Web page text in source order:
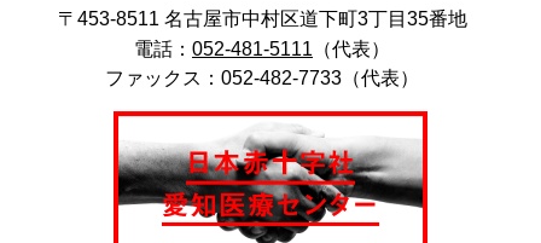
〒453-8511 名古屋市中村区道下町3丁目35番地
電話： 052-481-5111 （代表）
ファックス：052-482-7733（代表）